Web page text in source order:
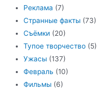
Реклама (7)
Странные факты (73)
Съёмки (20)
Тупое творчество (5)
Ужасы (137)
Февраль (10)
Фильмы (6)